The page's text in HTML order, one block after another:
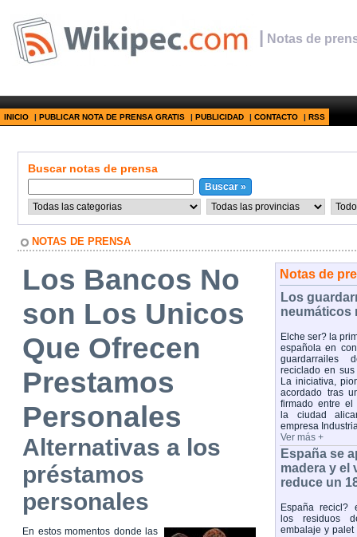
| Notas de
INICIO | PUBLICAR NOTA DE PRENSA GRATIS | PUBLICIDAD | CONTACTO | RSS
Buscar notas de prensa
NOTAS DE PRENSA
Los Bancos No
son Los Unicos
Que Ofrecen
Prestamos
Personales
Alternativas a los
préstamos
personales
En estos momentos donde las
Notas de
Los
neumáticos
Elche ser? la
española en
guardarrailes
reciclado en sus
La iniciativa,
acordado tras
firmado entre el
la ciudad
empresa
Ver más +
España se
madera y el
reduce un
España recicl?
los residuos
embalaje y palet